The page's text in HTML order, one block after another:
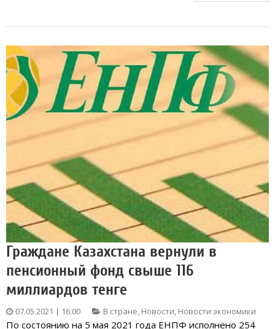
Граждане Казахстана вернули в
пенсионный фонд свыше 116
миллиардов тенге
07.05.2021 | 16:00 В стране, Новости, Новости экономики
По состоянию на 5 мая 2021 года ЕНПФ исполнено 254